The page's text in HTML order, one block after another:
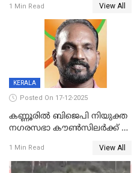
1 Min Read View All
KERALA
Posted On 17-12-2025
കണ്ണൂരിൽ ബിജെപി നിയുക്ത
നഗരസഭാ കൗൺസിലർക്ക് 36
1 Min Read View All